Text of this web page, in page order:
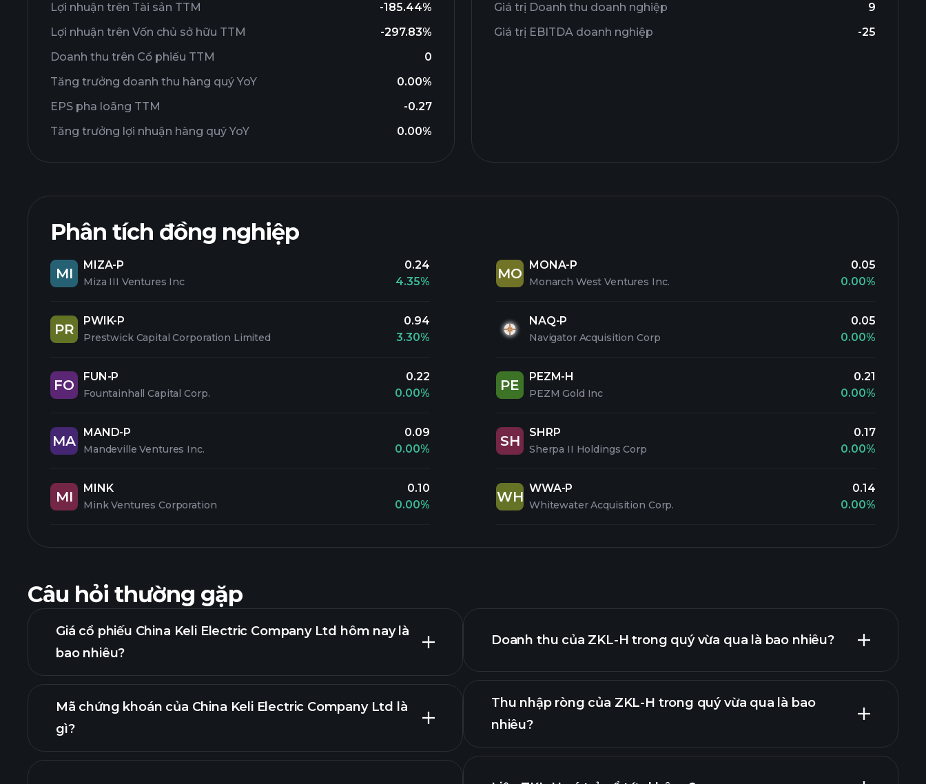
Lợi nhuận trên Tài sản TTM
-185.44%
Lợi nhuận trên Vốn chủ sở hữu TTM
-297.83%
Doanh thu trên Cổ phiếu TTM
0
Tăng trưởng doanh thu hàng quý YoY
0.00%
EPS pha loãng TTM
-0.27
Tăng trưởng lợi nhuận hàng quý YoY
0.00%
Giá trị Doanh thu doanh nghiệp
9
Giá trị EBITDA doanh nghiệp
-25
Phân tích đồng nghiệp
MI
MIZA-P
Miza III Ventures Inc
0.24
4.35%
PR
PWIK-P
Prestwick Capital Corporation Limited
0.94
3.30%
FO
FUN-P
Fountainhall Capital Corp.
0.22
0.00%
MA
MAND-P
Mandeville Ventures Inc.
0.09
0.00%
MI
MINK
Mink Ventures Corporation
0.10
0.00%
MO
MONA-P
Monarch West Ventures Inc.
0.05
0.00%
NAQ-P
Navigator Acquisition Corp
0.05
0.00%
PE
PEZM-H
PEZM Gold Inc
0.21
0.00%
SH
SHRP
Sherpa II Holdings Corp
0.17
0.00%
WH
WWA-P
Whitewater Acquisition Corp.
0.14
0.00%
Câu hỏi thường gặp
Giá cổ phiếu China Keli Electric Company Ltd hôm nay là
bao nhiêu?
biểu đồ nâng cao
Mã chứng khoán của China Keli Electric Company Ltd là
gì?
Doanh thu của ZKL-H trong quý vừa qua là bao nhiêu?
Thu nhập ròng của ZKL-H trong quý vừa qua là bao
nhiêu?